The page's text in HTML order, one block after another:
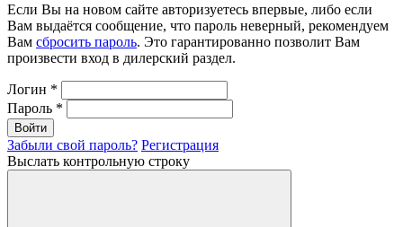
Если Вы на новом сайте авторизуетесь впервые, либо если
Вам выдаётся сообщение, что пароль неверный, рекомендуем
Вам сбросить пароль. Это гарантированно позволит Вам
произвести вход в дилерский раздел.
Логин *
Пароль *
Войти
Забыли свой пароль? Регистрация
Выслать контрольную строку